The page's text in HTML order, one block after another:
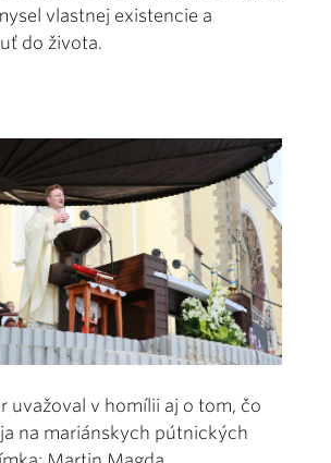
vlastnej existencie a
do života.
uvažoval v homílii aj o tom, čo
na mariánskych pútnických